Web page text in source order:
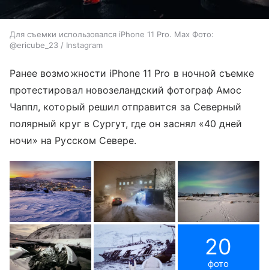
Для съемки использовался iPhone 11 Pro. Max Фото:
@ericube_23 / Instagram
Ранее возможности iPhone 11 Pro в ночной съемке
протестировал новозеландский фотограф Амос
Чаппл, который решил отправится за Северный
полярный круг в Сургут, где он заснял «40 дней
ночи» на Русском Севере.
20
фото